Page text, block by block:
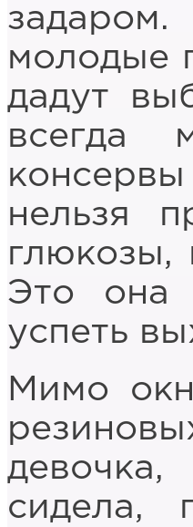
молодые
дадут
всегда
нельзя
глюкозы,
Это она
успеть
Мимо
сидела,